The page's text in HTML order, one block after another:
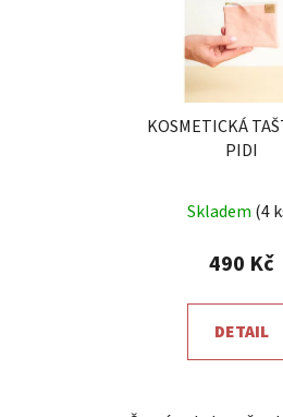
KOSMETICKÁ
PIDI
5,0
z
Skladem (4
490 Kč
DETAIL